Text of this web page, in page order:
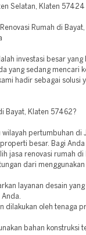
Selatan, Klaten 57424
Rumah di Bayat,
investasi besar yang
yang sedang mencari
hadir sebagai solusi
Bayat, Klaten 57462?
pertumbuhan di
besar. Bagi Anda
jasa renovasi rumah di
dari menggunakan
layanan desain
dilakukan oleh tenaga
bahan konstruksi